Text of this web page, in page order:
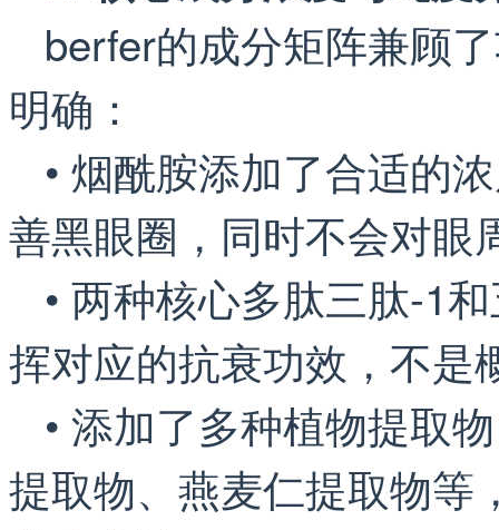
berfer的成分矩阵兼顾
明确：
• 烟酰胺添加了合适的
善黑眼圈，同时不会对眼
• 两种核心多肽三肽-1
挥对应的抗衰功效，不是
• 添加了多种植物提取
提取物、燕麦仁提取物等